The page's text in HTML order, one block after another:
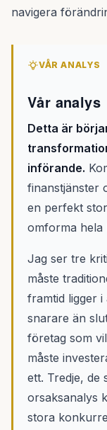
navigera
VÅR ANALYS
Vår analys
Detta är
införande.
finanstjänster
en perfekt
omforma hela
Jag ser tre
måste
framtid ligger i
snarare än
företag som
måste
ett. Tredje, de
orsaksanalys
stora